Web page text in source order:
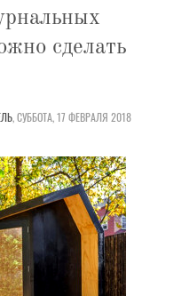
сделать
,СУББОТА, 17 ФЕВРАЛЯ 2018